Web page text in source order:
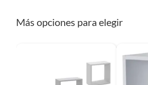
Este set de repisas, de la marca
forma de casita, ideales para
tu hogar de forma eficiente y
Complementa tu
Más opciones para elegir